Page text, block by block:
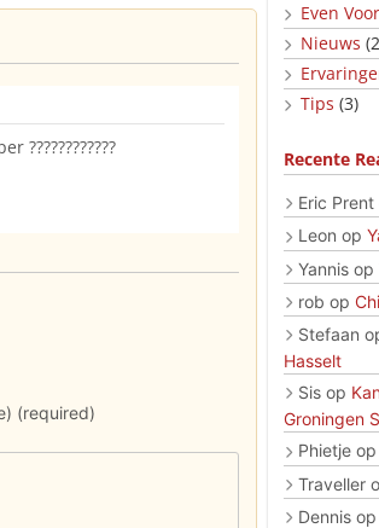
(required)
Even
Nieuws
Tips (3)
Recente
Eric Prent
Leon op
Yannisop
rob op
Stefaan
Hasselt
Sisop
Groningen
Phietjeop
Traveller
Dennisop